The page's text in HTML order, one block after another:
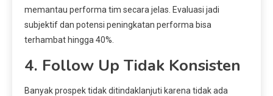
memantau performa tim secara jelas. Evaluasi jadi
subjektif dan potensi peningkatan performa bisa
terhambat hingga 40%.
4. Follow Up Tidak Konsisten
Banyak prospek tidak ditindaklanjuti karena tidak ada